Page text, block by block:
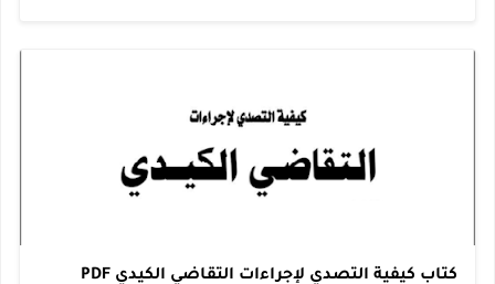
كتاب كيفية التصدي لإجراءات التقاضي الكيدي PDF